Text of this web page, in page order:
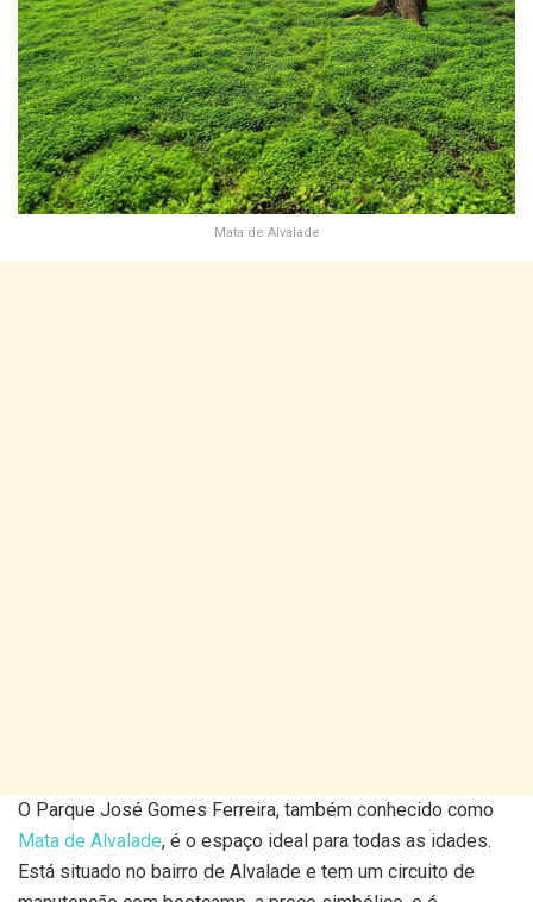
Mata de Alvalade
O Parque José Gomes Ferreira, também conhecido como
Mata de Alvalade, é o espaço ideal para todas as idades.
Está situado no bairro de Alvalade e tem um circuito de